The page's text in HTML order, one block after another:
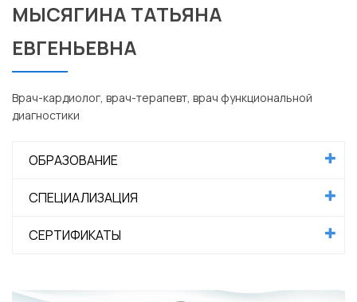
МЫСЯГИНА ТАТЬЯНА
ЕВГЕНЬЕВНА
Врач-кардиолог, врач-терапевт, врач функциональной
диагностики
ОБРАЗОВАНИЕ
СПЕЦИАЛИЗАЦИЯ
СЕРТИФИКАТЫ